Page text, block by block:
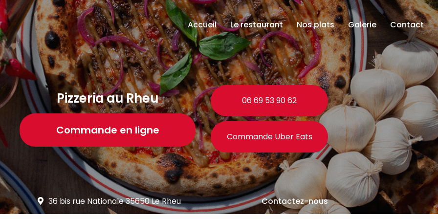
principale
Accueil
Le restaurant Nos plats Galerie Contact
Pizzeria au Rheu
Commande en ligne
06 69 53 90 62
Commande Uber Eats
36 bis rue Nationale 35650 Le Rheu Contactez-nous